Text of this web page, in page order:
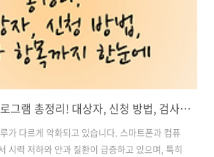
무료 안과 검진 프로그램 총정리! 대상자, 신청 방법, 검사 항목까지 한눈에
가 다르게 악화되고 있습니다. 스마트폰과 컴퓨
시력 저하와 안과 질환이 급증하고 있으며, 특히